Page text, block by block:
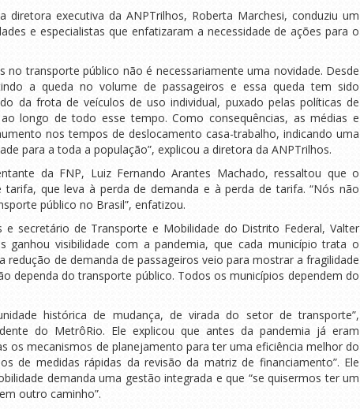
executiva da ANPTrilhos, Roberta Marchesi, conduziu um
e especialistas que enfatizaram a necessidade de ações para o
no transporte público não é necessariamente uma novidade. Desde
a queda no volume de passageiros e essa queda tem sido
da frota de veículos de uso individual, puxado pelas políticas de
longo de todo esse tempo. Como consequências, as médias e
nos tempos de deslocamento casa-trabalho, indicando uma
para a toda a população”, explicou a diretora da ANPTrilhos.
da FNP, Luiz Fernando Arantes Machado, ressaltou que o
que leva à perda de demanda e à perda de tarifa. “Nós não
público no Brasil”, enfatizou.
e secretário de Transporte e Mobilidade do Distrito Federal, Valter
ganhou visibilidade com a pandemia, que cada município trata o
redução de demanda de passageiros veio para mostrar a fragilidade
dependa do transporte público. Todos os municípios dependem do
histórica de mudança, de virada do setor de transporte”,
do MetrôRio. Ele explicou que antes da pandemia já eram
os mecanismos de planejamento para ter uma eficiência melhor do
de medidas rápidas da revisão da matriz de financiamento”. Ele
demanda uma gestão integrada e que “se quisermos ter um
outro caminho”.